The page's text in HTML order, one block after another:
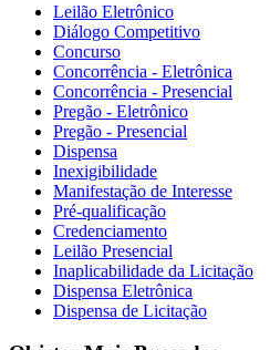
Leilão Eletrônico
Diálogo Competitivo
Concurso
Concorrência - Eletrônica
Concorrência - Presencial
Pregão - Eletrônico
Pregão - Presencial
Dispensa
Inexigibilidade
Manifestação de Interesse
Pré-qualificação
Credenciamento
Leilão Presencial
Inaplicabilidade da Licitação
Dispensa Eletrônica
Dispensa de Licitação